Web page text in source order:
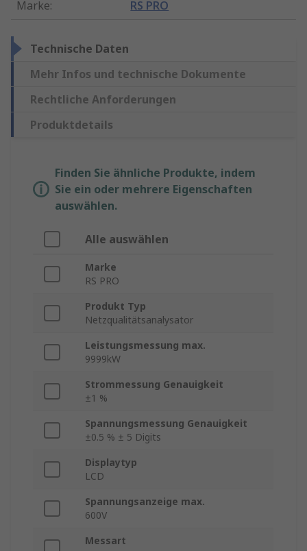
Marke: RS PRO
Technische Daten
Mehr Infos und technische Dokumente
Rechtliche Anforderungen
Produktdetails
Finden Sie ähnliche Produkte, indem
Sie ein oder mehrere Eigenschaften
auswählen.
Alle auswählen
Marke
RS PRO
Produkt Typ
Netzqualitätsanalysator
Leistungsmessung max.
9999kW
Strommessung Genauigkeit
±1 %
Spannungsmessung Genauigkeit
±0.5 % ± 5 Digits
Displaytyp
LCD
Spannungsanzeige max.
600V
Messart